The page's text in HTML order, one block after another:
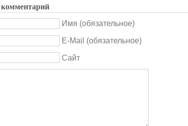
комментарий
Имя (обязательное)
E-Mail (обязательное)
Сайт